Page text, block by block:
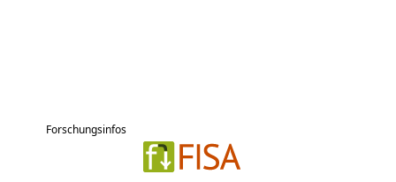
Forschungsinfos